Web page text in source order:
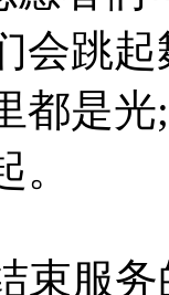
会跳
都是
服务